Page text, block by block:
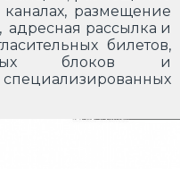
размещение
адресная рассылка и
билетов,
блоков и